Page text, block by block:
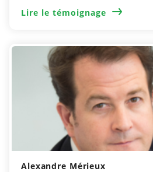
Lire le témoignage
Alexandre Mérieux